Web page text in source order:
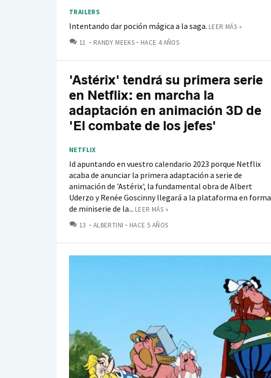
TRAILERS
Intentando dar poción mágica a la saga. LEER MÁS »
11 COMENTARIOS
RANDY MEEKS HACE 4 AÑOS
'Astérix' tendrá su primera serie
en Netflix: en marcha la
adaptación en animación 3D de
'El combate de los jefes'
NETFLIX
Id apuntando en vuestro calendario 2023 porque Netflix
acaba de anunciar la primera adaptación a serie de
animación de 'Astérix', la fundamental obra de Albert
Uderzo y Renée Goscinny llegará a la plataforma en forma
de miniserie de la... LEER MÁS »
13 COMENTARIOS
ALBERTINI HACE 5 AÑOS